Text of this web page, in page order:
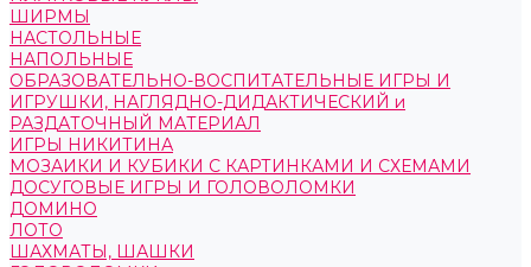
ШИРМЫ
НАСТОЛЬНЫЕ
НАПОЛЬНЫЕ
ОБРАЗОВАТЕЛЬНО-ВОСПИТАТЕЛЬНЫЕ ИГРЫ И
ИГРУШКИ, НАГЛЯДНО-ДИДАКТИЧЕСКИЙ и
РАЗДАТОЧНЫЙ МАТЕРИАЛ
ИГРЫ НИКИТИНА
МОЗАИКИ И КУБИКИ С КАРТИНКАМИ И СХЕМАМИ
ДОСУГОВЫЕ ИГРЫ И ГОЛОВОЛОМКИ
ДОМИНО
ЛОТО
ШАХМАТЫ, ШАШКИ